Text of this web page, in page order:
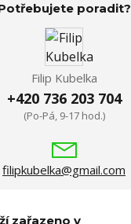
poradit?
Filip Kubelka
+420 736 203 704
(Po-Pá, 9-17 hod.)
filipkubelka@gmail.com
zařazeno v